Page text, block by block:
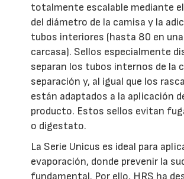
totalmente escalable mediante
del diámetro de la camisa y la
tubos interiores (hasta 80 en
carcasa). Sellos especialmente
separan los tubos internos de la
separación y, al igual que los
están adaptados a la aplicación
producto. Estos sellos evitan
o digestato.
La Serie Unicus es ideal para
evaporación, donde prevenir la
fundamental. Por ello, HRS ha